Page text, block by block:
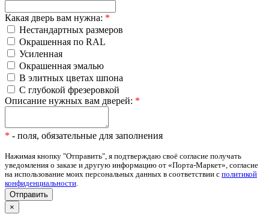
Какая дверь вам нужна: *
Нестандартных размеров
Окрашенная по RAL
Усиленная
Окрашенная эмалью
В элитных цветах шпона
С глубокой фрезеровкой
Описание нужных вам дверей: *
* - поля, обязательные для заполнения
Нажимая кнопку "Отправить", я подтверждаю своё согласие получать
уведомления о заказе и другую информацию от «Порта-Маркет», согласие
на использование моих персональных данных в соответствии с политикой
конфиденциальности
×